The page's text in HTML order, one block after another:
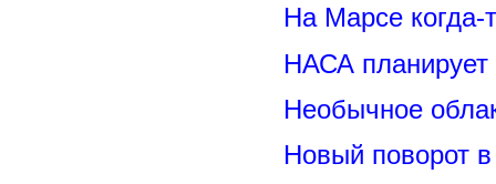
На Марсе когда-
НАСА
Необычное
Новый поворот